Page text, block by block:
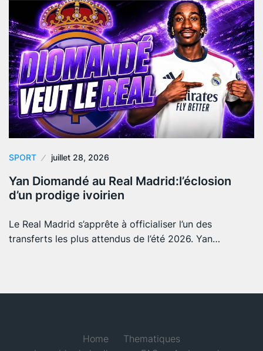
SPORT juillet 28, 2026
Yan Diomandé au Real Madrid:l’éclosion
d’un prodige ivoirien
Le Real Madrid s’apprête à officialiser l’un des
transferts les plus attendus de l’été 2026. Yan…
Home
Thematiques